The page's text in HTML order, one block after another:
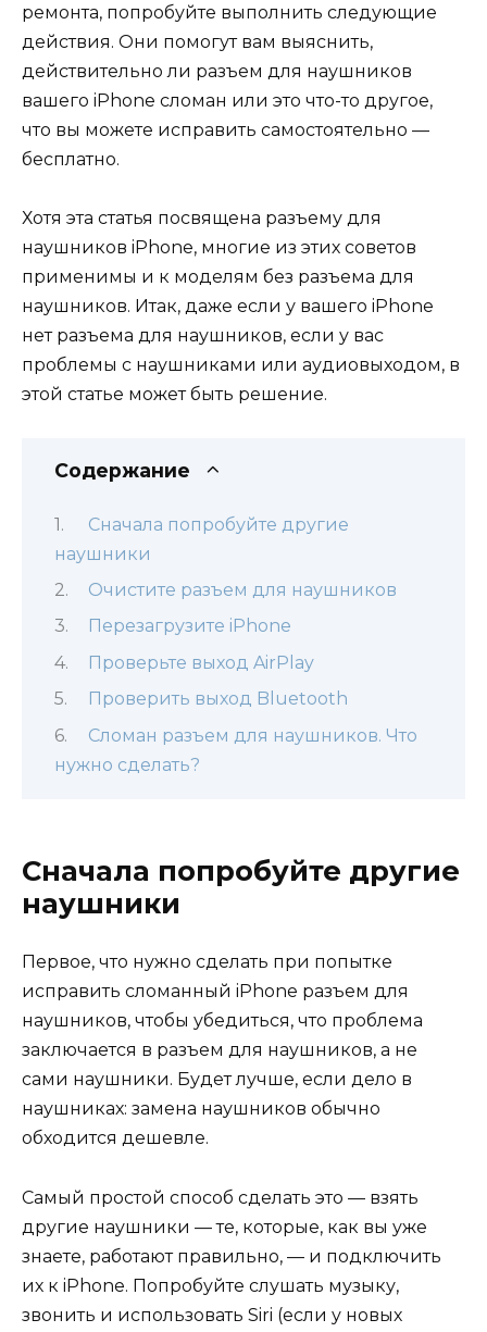
ремонта, попробуйте выполнить следующие
действия. Они помогут вам выяснить,
действительно ли разъем для наушников
вашего iPhone сломан или это что-то другое,
что вы можете исправить самостоятельно —
бесплатно.
Хотя эта статья посвящена разъему для
наушников iPhone, многие из этих советов
применимы и к моделям без разъема для
наушников. Итак, даже если у вашего iPhone
нет разъема для наушников, если у вас
проблемы с наушниками или аудиовыходом, в
этой статье может быть решение.
Содержание
Сначала попробуйте другие
наушники
Очистите разъем для наушников
Перезагрузите iPhone
Проверьте выход AirPlay
Проверить выход Bluetooth
Сломан разъем для наушников. Что
нужно сделать?
Сначала попробуйте другие
наушники
Первое, что нужно сделать при попытке
исправить сломанный iPhone разъем для
наушников, чтобы убедиться, что проблема
заключается в разъем для наушников, а не
сами наушники. Будет лучше, если дело в
наушниках: замена наушников обычно
обходится дешевле.
Самый простой способ сделать это — взять
другие наушники — те, которые, как вы уже
знаете, работают правильно, — и подключить
их к iPhone. Попробуйте слушать музыку,
звонить и использовать Siri (если у новых